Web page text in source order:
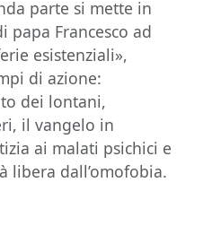
parte si mette in
papa Francesco ad
esistenziali»,
di azione:
dei lontani,
il vangelo in
ai malati psichici e
libera dall’omofobia.